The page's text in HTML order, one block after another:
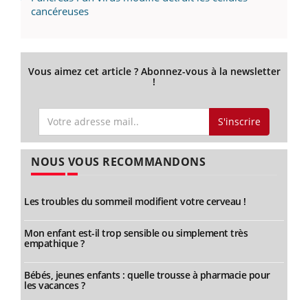
cancéreuses
Vous aimez cet article ? Abonnez-vous à la newsletter
!
S'inscrire
NOUS VOUS RECOMMANDONS
Les troubles du sommeil modifient votre cerveau !
Mon enfant est-il trop sensible ou simplement très
empathique ?
Bébés, jeunes enfants : quelle trousse à pharmacie pour
les vacances ?